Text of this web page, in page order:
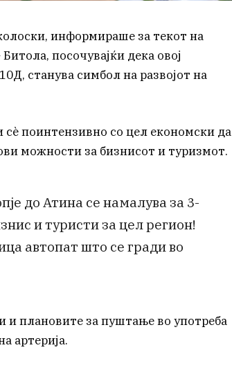
информираше за текот на
посочувајќи дека овој
станува симбол на развојот на
сè поинтензивно со цел економски да
можности за бизнисот и туризмот.
до Атина се намалува за 3-
и туристи за цел регион!
автопат што се гради во
и плановите за пуштање во употреба
артерија.